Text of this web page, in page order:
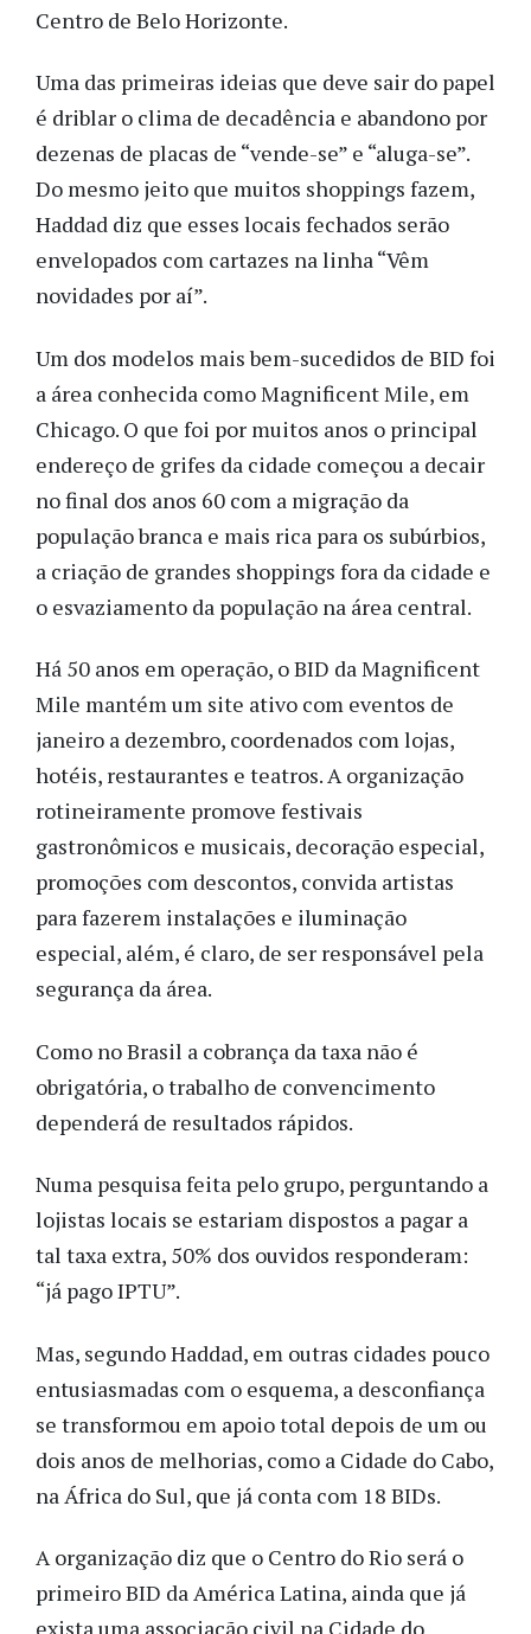
Centro de Belo Horizonte.
Uma das primeiras ideias que deve sair do papel
é driblar o clima de decadência e abandono por
dezenas de placas de “vende-se” e “aluga-se”.
Do mesmo jeito que muitos shoppings fazem,
Haddad diz que esses locais fechados serão
envelopados com cartazes na linha “Vêm
novidades por aí”.
Um dos modelos mais bem-sucedidos de BID foi
a área conhecida como Magnificent Mile, em
Chicago. O que foi por muitos anos o principal
endereço de grifes da cidade começou a decair
no final dos anos 60 com a migração da
população branca e mais rica para os subúrbios,
a criação de grandes shoppings fora da cidade e
o esvaziamento da população na área central.
Há 50 anos em operação, o BID da Magnificent
Mile mantém um site ativo com eventos de
janeiro a dezembro, coordenados com lojas,
hotéis, restaurantes e teatros. A organização
rotineiramente promove festivais
gastronômicos e musicais, decoração especial,
promoções com descontos, convida artistas
para fazerem instalações e iluminação
especial, além, é claro, de ser responsável pela
segurança da área.
Como no Brasil a cobrança da taxa não é
obrigatória, o trabalho de convencimento
dependerá de resultados rápidos.
Numa pesquisa feita pelo grupo, perguntando a
lojistas locais se estariam dispostos a pagar a
tal taxa extra, 50% dos ouvidos responderam:
“já pago IPTU”.
Mas, segundo Haddad, em outras cidades pouco
entusiasmadas com o esquema, a desconfiança
se transformou em apoio total depois de um ou
dois anos de melhorias, como a Cidade do Cabo,
na África do Sul, que já conta com 18 BIDs.
A organização diz que o Centro do Rio será o
primeiro BID da América Latina, ainda que já
exista uma associação civil na Cidade do